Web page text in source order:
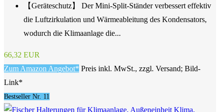
【Geräteschutz】 Der Mini-Split-Ständer verbessert effektiv
die Luftzirkulation und Wärmeableitung des Kondensators,
wodurch die Klimaanlage die...
66,32 EUR
Zum Amazon Angebot* Preis inkl. MwSt., zzgl. Versand; Bild-
Link*
Bestseller Nr. 11